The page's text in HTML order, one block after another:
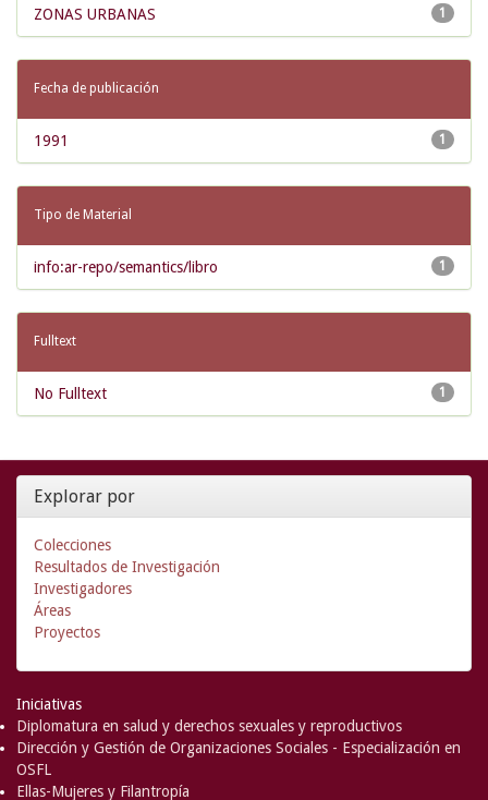
1
ZONAS URBANAS
Fecha de publicación
1
1991
Tipo de Material
1
info:ar-repo/semantics/libro
Fulltext
1
No Fulltext
Explorar por
Colecciones
Resultados de Investigación
Investigadores
Áreas
Proyectos
Iniciativas
Diplomatura en salud y derechos sexuales y reproductivos
Dirección y Gestión de Organizaciones Sociales - Especialización en
OSFL
Ellas-Mujeres y Filantropía